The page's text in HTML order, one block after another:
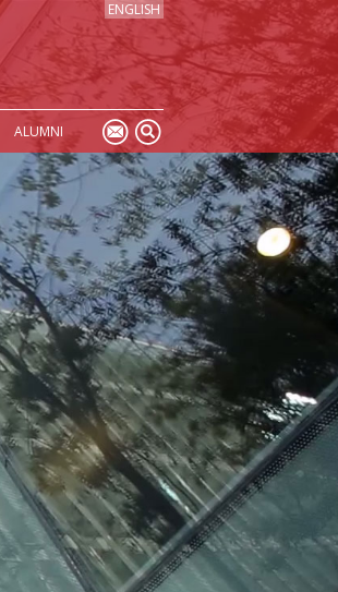
ENGLISH
ALUMNI